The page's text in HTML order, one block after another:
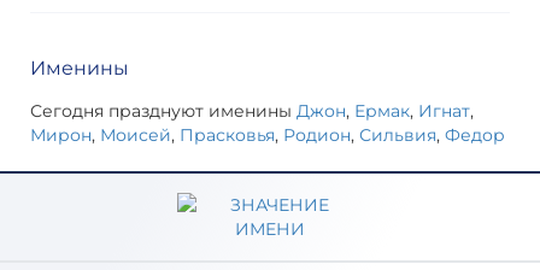
Именины
Сегодня празднуют именины Джон, Ермак, Игнат,
Мирон, Моисей, Прасковья, Родион, Сильвия, Федор